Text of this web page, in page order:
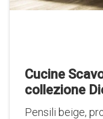
Cucine
collezione
Pensili beige,